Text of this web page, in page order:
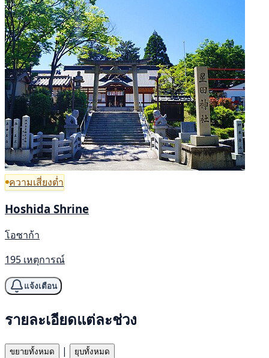
ความเสี่ยงต่ำ
Hoshida Shrine
โอซาก้า
195 เหตุการณ์
แจ้งเตือน
รายละเอียดแต่ละช่วง
ขยายทั้งหมด | ยุบทั้งหมด